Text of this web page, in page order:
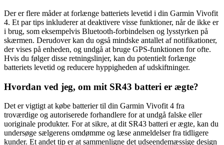
Der er flere måder at forlænge batteriets levetid i din Garmin Vivofit
4. Et par tips inkluderer at deaktivere visse funktioner, når de ikke er
i brug, som eksempelvis Bluetooth-forbindelsen og lysstyrken på
skærmen. Derudover kan du også mindske antallet af notifikationer,
der vises på enheden, og undgå at bruge GPS-funktionen for ofte.
Hvis du følger disse retningslinjer, kan du potentielt forlænge
batteriets levetid og reducere hyppigheden af udskiftninger.
Hvordan ved jeg, om mit SR43 batteri er ægte?
Det er vigtigt at købe batterier til din Garmin Vivofit 4 fra
troværdige og autoriserede forhandlere for at undgå falske eller
uoriginale produkter. For at sikre, at dit SR43 batteri er ægte, kan du
undersøge sælgerens omdømme og læse anmeldelser fra tidligere
kunder. Et andet tip er at sammenligne det udseendemæssige design